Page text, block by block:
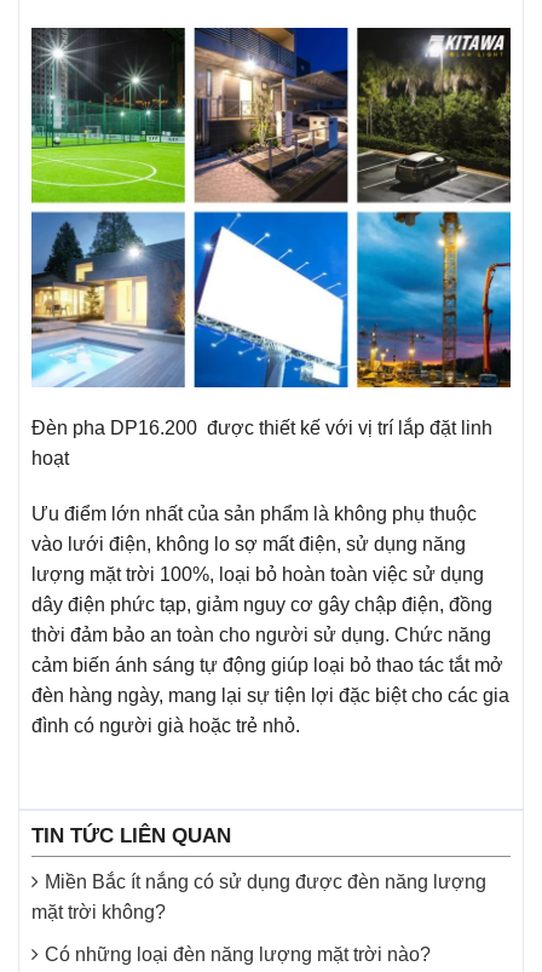
Đèn pha DP16.200 được thiết kế với vị trí lắp đặt linh
hoạt
Ưu điểm lớn nhất của sản phẩm là không phụ thuộc
vào lưới điện, không lo sợ mất điện, sử dụng năng
lượng mặt trời 100%, loại bỏ hoàn toàn việc sử dụng
dây điện phức tạp, giảm nguy cơ gây chập điện, đồng
thời đảm bảo an toàn cho người sử dụng. Chức năng
cảm biến ánh sáng tự động giúp loại bỏ thao tác tắt mở
đèn hàng ngày, mang lại sự tiện lợi đặc biệt cho các gia
đình có người già hoặc trẻ nhỏ.
TIN TỨC LIÊN QUAN
Miền Bắc ít nắng có sử dụng được đèn năng lượng
mặt trời không?
Có những loại đèn năng lượng mặt trời nào?